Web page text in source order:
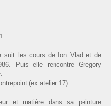
suit les cours de Ion Vlad et de
Puis elle rencontre Gregory
(ex atelier 17).
et matière dans sa peinture